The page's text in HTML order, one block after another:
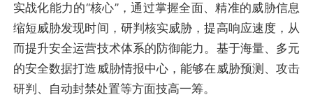
实战化能力的“核心”，通过掌握全面、精准的威胁信息
缩短威胁发现时间，研判核实威胁，提高响应速度，从
而提升安全运营技术体系的防御能力。基于海量、多元
的安全数据打造威胁情报中心，能够在威胁预测、攻击
研判、自动封禁处置等方面技高一筹。